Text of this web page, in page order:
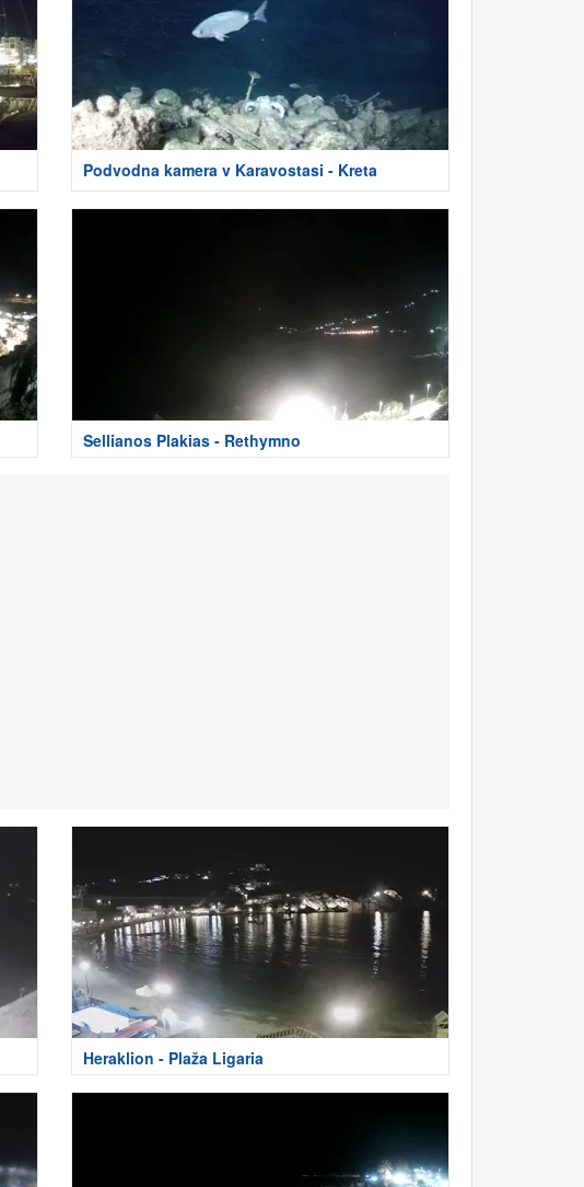
Podvodna kamera v Karavostasi - Kreta
Sellianos Plakias - Rethymno
Heraklion - Plaža Ligaria